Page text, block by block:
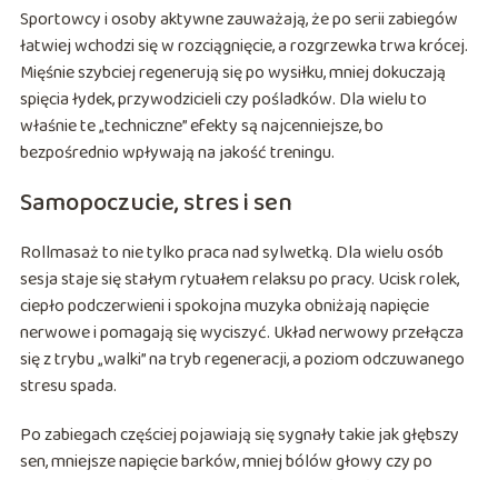
Sportowcy i osoby aktywne zauważają, że po serii zabiegów
łatwiej wchodzi się w rozciągnięcie, a rozgrzewka trwa krócej.
Mięśnie szybciej regenerują się po wysiłku, mniej dokuczają
spięcia łydek, przywodzicieli czy pośladków. Dla wielu to
właśnie te „techniczne” efekty są najcenniejsze, bo
bezpośrednio wpływają na jakość treningu.
Samopoczucie, stres i sen
Rollmasaż to nie tylko praca nad sylwetką. Dla wielu osób
sesja staje się stałym rytuałem relaksu po pracy. Ucisk rolek,
ciepło podczerwieni i spokojna muzyka obniżają napięcie
nerwowe i pomagają się wyciszyć. Układ nerwowy przełącza
się z trybu „walki” na tryb regeneracji, a poziom odczuwanego
stresu spada.
Po zabiegach częściej pojawiają się sygnały takie jak głębszy
sen, mniejsze napięcie barków, mniej bólów głowy czy po